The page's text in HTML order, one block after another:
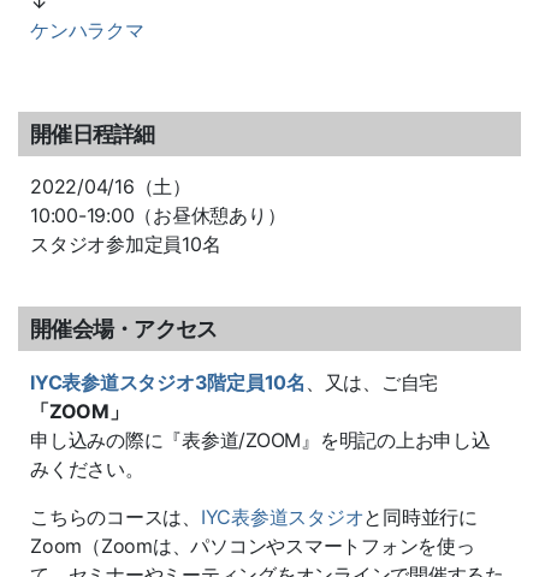
ケンハラクマ
開催日程詳細
2022/04/16（土）
10:00-19:00（お昼休憩あり）
スタジオ参加定員10名
開催会場・アクセス
IYC表参道スタジオ3階定員10名 、又は、ご自宅
「ZOOM」
申し込みの際に『表参道/ZOOM』を明記の上お申し込
みください。
こちらのコースは、 IYC表参道スタジオと同時並行に
Zoom（Zoomは、パソコンやスマートフォンを使っ